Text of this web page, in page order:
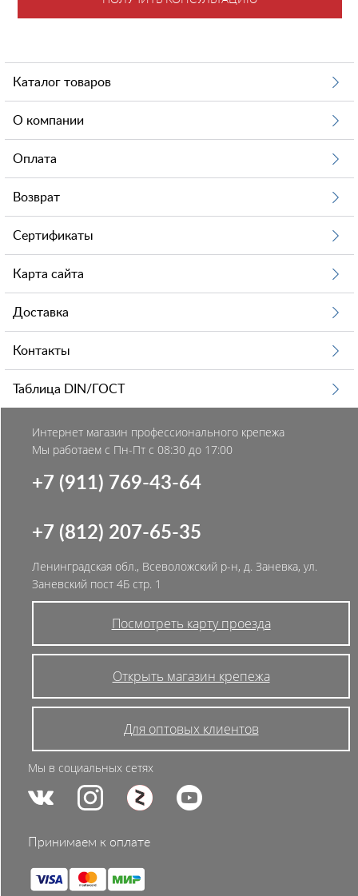
Каталог товаров
О компании
Оплата
Возврат
Сертификаты
Карта сайта
Доставка
Контакты
Таблица DIN/ГОСТ
Интернет магазин профессионального крепежа
Мы работаем с Пн-Пт с 08:30 до 17:00
+7 (911) 769-43-64
+7 (812) 207-65-35
Ленинградская обл., Всеволожский р-н, д. Заневка, ул.
Заневский пост 4Б стр. 1
Посмотреть карту проезда
Открыть магазин крепежа
Для оптовых клиентов
Мы в социальных сетях
Принимаем к оплате